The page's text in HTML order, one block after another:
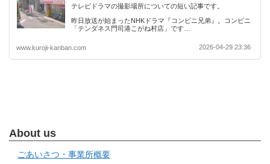
テレビドラマの撮影場所についての短い記事です。
昨日放送が始まったNHKドラマ『コンビニ兄弟』。コンビニ
「テンダネス門司港こがね村店」です…
www.kuroji-kanban.com 2026-04-29 23:36
About us
ごあいさつ・事業所概要